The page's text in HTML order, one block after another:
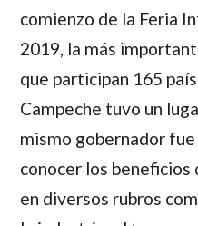
comienzo de la Feria
2019, la más
que participan 165
Campeche tuvo un
mismo gobernador
conocer los
en diversos rubros